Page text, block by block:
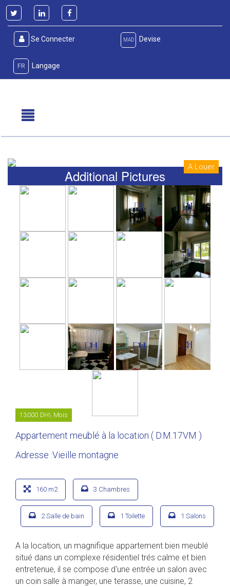
Se Connecter MAD Devise
FR Langage
A Louer
Additional Pictures
13000 DH\ Mois
Appartement meublé à la location ( D.M.17VM )
Adresse :Vieille montagne
160 m2 3 Chambres
2 Salle de bain 1 Toilette 1 Salons
A la location, un magnifique appartement bien meublé
situé dans un complexe résidentiel trés calme et bien
entretenue, il se compose d'une entrée un salon avec
un coin salle à manger, une terasse, une cuisine, 2